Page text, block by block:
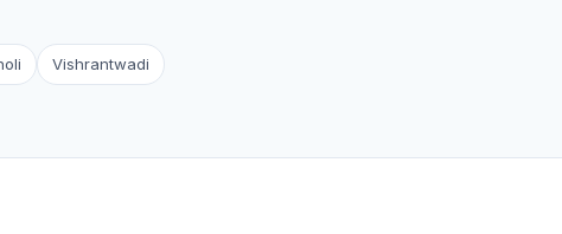
Vishrantwadi